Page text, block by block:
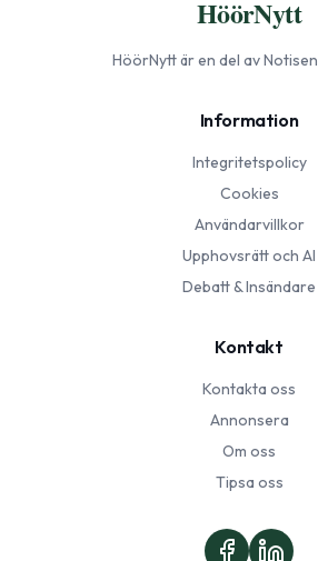
HöörNytt
HöörNyttär en del av
Information
Integritetspolicy
Cookies
Användarvillkor
Upphovsrätt och AI
Debatt & Insändare
Kontakt
Kontakta oss
Annonsera
Om oss
Tipsa oss